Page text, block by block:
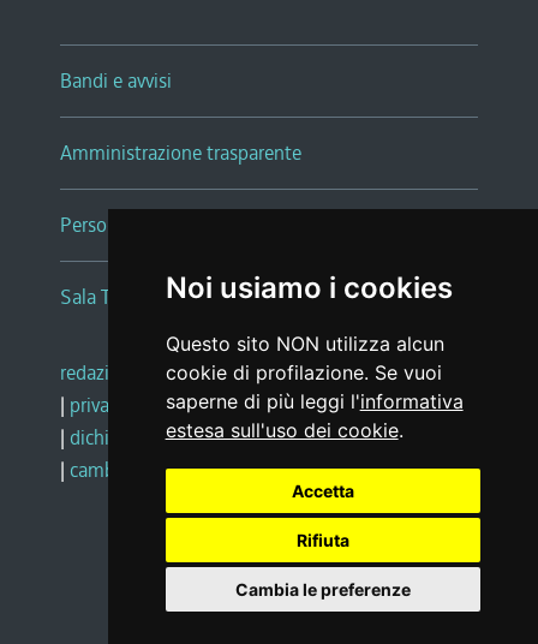
Noi usiamo i cookies
Questo sito NON utilizza alcun
cookie di profilazione. Se vuoi
saperne di più leggi l'informativa
estesa sull'uso dei cookie.
Accetta
Rifiuta
Cambia le preferenze
Bandi e avvisi
Amministrazione trasparente
Persone e Uffici
Sala Tiziano Tessitori
redazione web |note legali |glossario
| privacy
social media policy
| dichiarazione di accessibilità |feedback
| cambio preferenze cookie
Realizzato da